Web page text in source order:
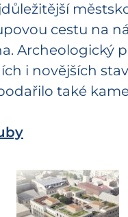
cestu na
Archeologický
i novějších
také